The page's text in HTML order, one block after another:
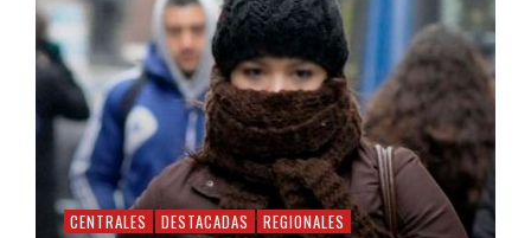
CENTRALES DESTACADAS REGIONALES